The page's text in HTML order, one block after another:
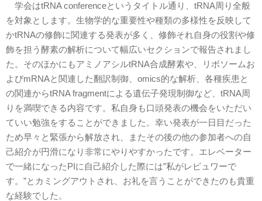
学会はtRNA conferenceというタイトル通り、tRNA周り全般
を対象とします。生物学的な重要性や種類の多様性を反映して
かtRNAの修飾に関連する発表が多く、修飾それ自身の役割や修
飾を担う酵素の解析について幅広いセクションで報告されまし
た。そのほかにもアミノアシルtRNA合成酵素や、リボソームお
よびmRNAと関連した翻訳制御、omics的な解析、各種疾患と
の関連からtRNA fragmentによる遺伝子発現制御など、tRNA周
りを満喫できる内容です。私自身も口頭発表の機会をいただい
ていい勉強をすることができました。幸い発表が一日目だった
ため早々と緊張から解放され、またその後の他の参加者への自
己紹介が円滑になり非常にやりやすかったです。エレベーター
で一緒になったPIに自己紹介した際には”私がレビュワーで
す。”とカミングアウトされ、お礼を言うことができたのも貴重
な経験でした。